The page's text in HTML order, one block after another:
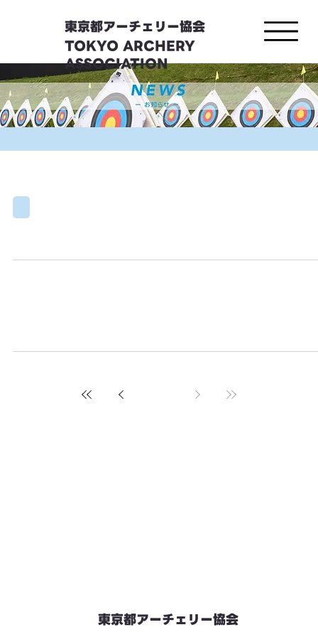
東京都アーチェリー協会
TOKYO ARCHERY
ASSOCIATION
東京都アーチェリー協会